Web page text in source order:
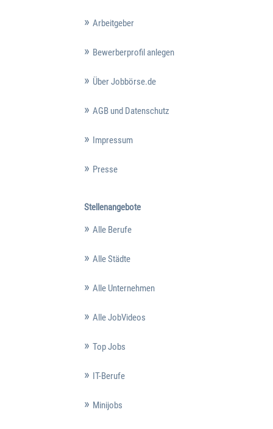
Arbeitgeber
Bewerberprofil anlegen
Über Jobbörse.de
AGB und Datenschutz
Impressum
Presse
Stellenangebote
Alle Berufe
Alle Städte
Alle Unternehmen
Alle JobVideos
Top Jobs
IT-Berufe
Minijobs